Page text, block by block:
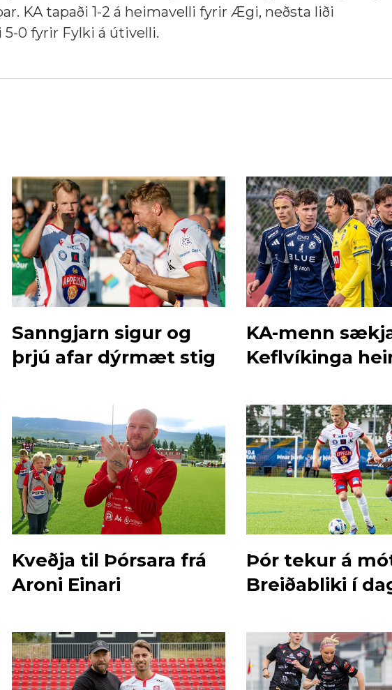
KA tapaði 1-2 á heimavelli fyrir Ægi, neðsta liði
0 fyrir Fylki á útivelli.
Sanngjarn sigur og
þrjú afar dýrmæt stig
KA-menn
Keflvíkinga
Kveðja til Þórsara frá
Aroni Einari
Þór tekur á
Breiðabliki í